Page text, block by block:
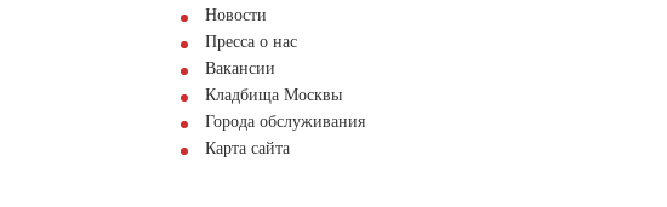
Новости
Пресса о нас
Вакансии
Кладбища Москвы
Города обслуживания
Карта сайта